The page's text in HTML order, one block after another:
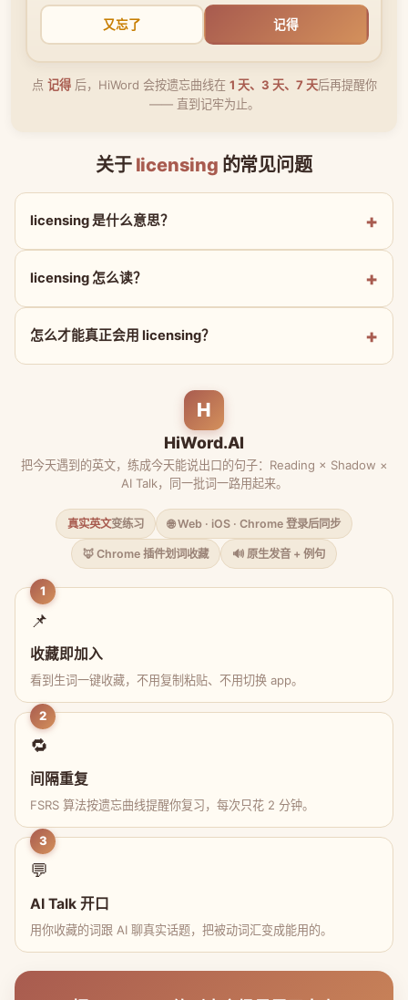
又忘了 记得
点 记得后，HiWord 会按遗忘曲线在 1 天、3 天、7 天后再提醒你
—— 直到记牢为止。
关于 licensing 的常见问题
licensing 是什么意思？
licensing 怎么读？
怎么才能真正会用 licensing？
H
HiWord.AI
把今天遇到的英文，练成今天能说出口的句子：Reading × Shadow ×
AI Talk，同一批词一路用起来。
真实英文变练习 🌐 Web · iOS · Chrome 登录后同步
🦊 Chrome 插件划词收藏 🔊 原生发音 + 例句
1
📌
收藏即加入
看到生词一键收藏，不用复制粘贴、不用切换 app。
2
🔁
间隔重复
FSRS 算法按遗忘曲线提醒你复习，每次只花 2 分钟。
3
💬
AI Talk 开口
用你收藏的词跟 AI 聊真实话题，把被动词汇变成能用的。